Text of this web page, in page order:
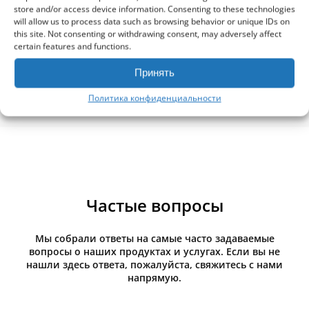
store and/or access device information. Consenting to these technologies
will allow us to process data such as browsing behavior or unique IDs on
this site. Not consenting or withdrawing consent, may adversely affect
certain features and functions.
Принять
Политика конфиденциальности
Facebook обзор
Частые вопросы
Мы собрали ответы на самые часто задаваемые
вопросы о наших продуктах и услугах. Если вы не
нашли здесь ответа, пожалуйста, свяжитесь с нами
напрямую.